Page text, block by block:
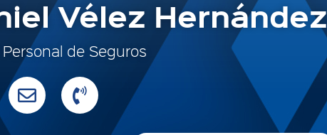
Vélez Hernández
de Seguros